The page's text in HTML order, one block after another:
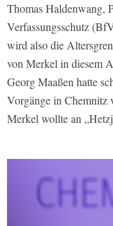
Thomas Haldenwang,
Verfassungsschutz
wird also die
von Merkel in diesem
Georg Maaßen hatte
Vorgänge in Chemnitz
Merkel wollte an